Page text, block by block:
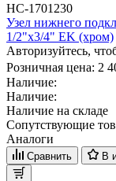
НС-1701230
Узел нижнего
1/2"х3/4" EK (хром)
Авторизуйтесь,
Розничная цена: 2
Наличие:
Наличие:
Наличие на складе
Сопутствующие
Аналоги
Сравнить В